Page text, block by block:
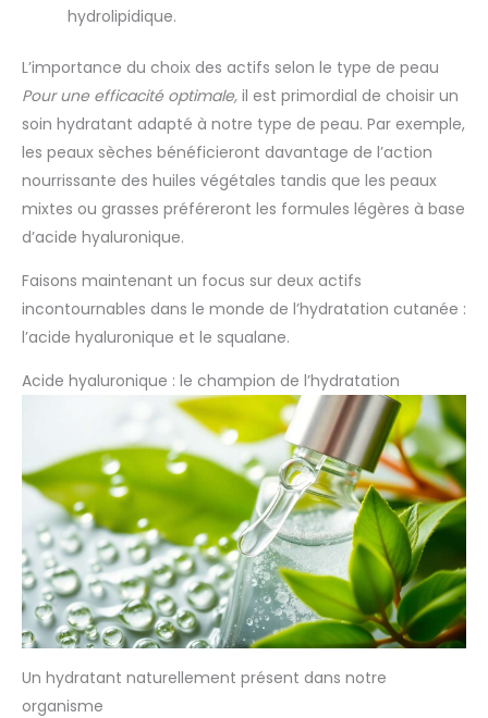
hydrolipidique.
L’importance du choix des actifs selon le type de peau
Pour une efficacité optimale, il est primordial de choisir un
soin hydratant adapté à notre type de peau. Par exemple,
les peaux sèches bénéficieront davantage de l’action
nourrissante des huiles végétales tandis que les peaux
mixtes ou grasses préféreront les formules légères à base
d’acide hyaluronique.
Faisons maintenant un focus sur deux actifs
incontournables dans le monde de l’hydratation cutanée :
l’acide hyaluronique et le squalane.
Acide hyaluronique : le champion de l’hydratation
Un hydratant naturellement présent dans notre
organisme